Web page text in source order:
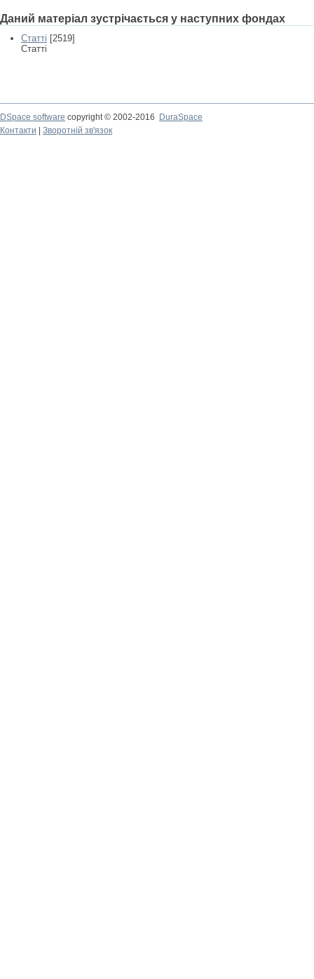
Даний матеріал зустрічається у наступних фондах
Статті [2519]
Статті
DSpace software copyright © 2002-2016
DuraSpace
Контакти
Зворотній зв'язок